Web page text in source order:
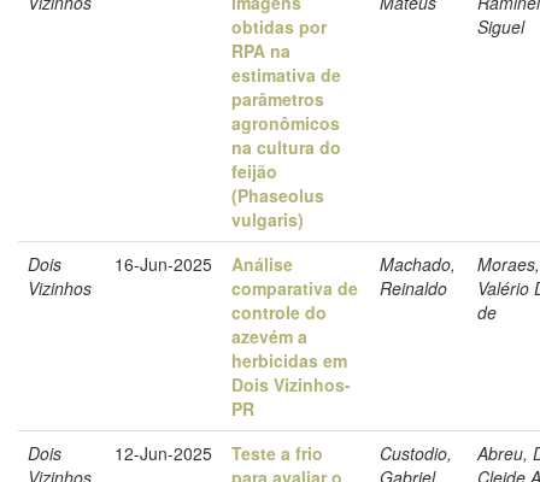
obtidas por
RPA na
estimativa de
parâmetros
agronômicos
na cultura do
feijão
(Phaseolus
vulgaris)
Siguel
Dois
Vizinhos
16-Jun-2025
Análise
comparativa de
controle do
azevém a
herbicidas em
Dois Vizinhos-
PR
Machado,
Reinaldo
Valério
de
Dois
Vizinhos
12-Jun-2025
Teste a frio
para avaliar o
Custodio,
Gabriel
Abreu,
Cleide